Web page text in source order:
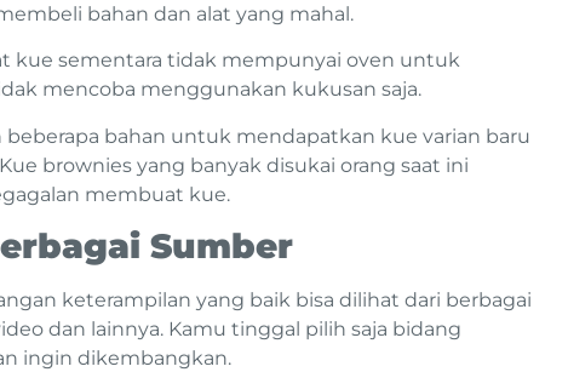
bahan dan alat yang mahal.
kue sementara tidak mempunyai oven untuk
mencoba menggunakan kukusan saja.
bahan untuk mendapatkan kue varian baru
brownies yang banyak disukai orang saat ini
membuat kue.
Sumber
keterampilan yang baik bisa dilihat dari berbagai
dan lainnya. Kamu tinggal pilih saja bidang
ingin dikembangkan.